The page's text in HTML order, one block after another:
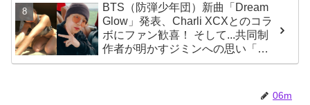
BTS（防弾少年団）新曲「Dream
Glow」発表、Charli XCXとのコラ
ボにファン歓喜！ そして...共同制
作者が明かすジミンへの思い「彼
の夢、そして彼の絶望から生まれ
06m